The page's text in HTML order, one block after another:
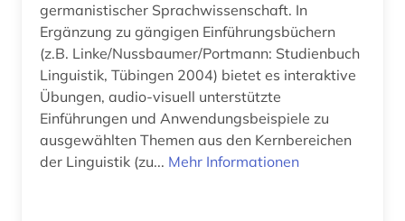
germanistischer Sprachwissenschaft. In
Ergänzung zu gängigen Einführungsbüchern
(z.B. Linke/Nussbaumer/Portmann: Studienbuch
Linguistik, Tübingen 2004) bietet es interaktive
Übungen, audio-visuell unterstützte
Einführungen und Anwendungsbeispiele zu
ausgewählten Themen aus den Kernbereichen
der Linguistik (zu... Mehr Informationen